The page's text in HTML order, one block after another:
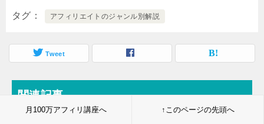
タグ アフィリエイトのジャンル別解説
Tweet
関連記事
月100万アフィリ講座へ ↑このページの先頭へ